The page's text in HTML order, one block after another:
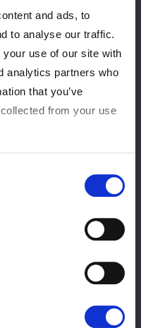
and ads, to
to analyse our traffic.
use of our site with
analytics partners who
that you’ve
from your use
「#スタスタ」に八神蘭
でも人生を楽しくトーク！
ん朱里選手）、とんでも
ア配信